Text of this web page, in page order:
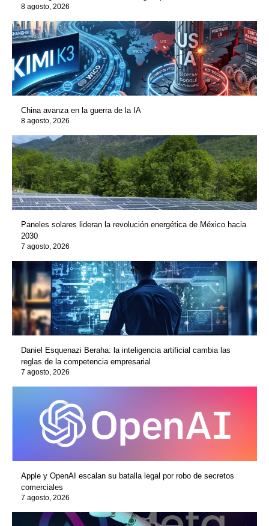
8 agosto, 2026
China avanza en la guerra de la IA
8 agosto, 2026
Paneles solares lideran la revolución energética de México hacia
2030
7 agosto, 2026
Daniel Esquenazi Beraha: la inteligencia artificial cambia las
reglas de la competencia empresarial
7 agosto, 2026
Apple y OpenAI escalan su batalla legal por robo de secretos
comerciales
7 agosto, 2026